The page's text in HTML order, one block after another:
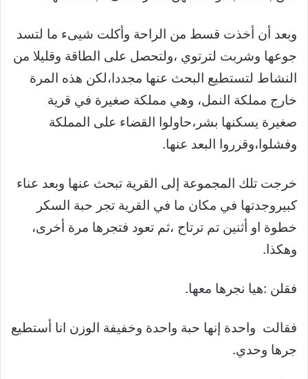
وبعد أن أخذت قسط من الراحة وأكلت شيىء ما لتسد
جوعها وشربت لترتوي ،ولتحصل على الطاقة وقليلا من
النشاط لتستطيع البحث عنها مجددا،لكن هذه المرة
خارج مملكة النمل، وهي مملكة صغيرة في قرية
صغيرة يسكنها بشر،حاولوا القضاء على المملكة
وفشلوا،وقرروا البعد عنها.
خرجت تلك المجموعة إلى القرية تبحث عنها وبعد عناء
كبيروجدتها في مكان ما في القرية تجر حبة السكر
خطوة او أثنين تم ترتاح ،ثم تعود فتجرها مرة أخرى،
وهكذا.
فقلن :هيا نجرها معها.
فقالت واحدة إنها حبة واحدة وخفيفة الوزن انا أستطيع
جرها وحدي.